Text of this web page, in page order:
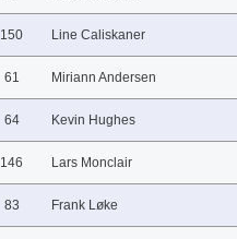
150 Line Caliskaner
61 Miriann Andersen
64 Kevin Hughes
146 Lars Monclair
83 Frank Løke